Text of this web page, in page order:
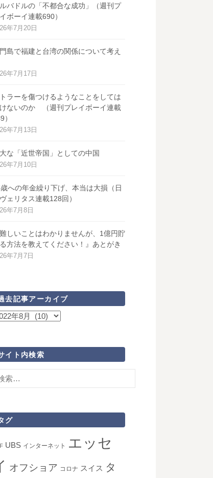
バドルの「不都合な成功」（週刊プ
ボーイ連載690）
年7月20日
島で福建と台湾の関係について考え
年7月17日
ラーを傷つけるようなことをしては
ないのか （週刊プレイボーイ連載
）
年7月13日
な「近世帝国」としての中国
年7月10日
への年金繰り下げ、本当は大損（日
ェリタス連載128回）
年7月8日
難しいことはわかりませんが、1億円貯
方法を教えてください！』あとがき
年7月7日
去記事アーカイブ
イト内検索
グ
UBS インターネット
エッセ
オフショア コロナ スイス タ